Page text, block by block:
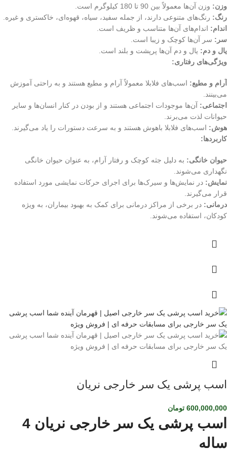
وزن: وزن آن‌ها معمولاً بین 90 تا 180 کیلوگرم است.
رنگ: رنگ‌های متنوعی دارند، از جمله سفید، سیاه، قهوه‌ای، خاکستری و غیره.
اندام: اندام‌های آن‌ها متناسب و ظریف است.
سر: سر آن‌ها کوچک و زیبا است.
یال و دم: یال و دم آن‌ها پرپشت و بلند است.
ویژگی‌های رفتاری:
آرام و مطیع: اسب‌های فلابلا معمولاً آرام و مطیع هستند و به راحتی آموزش
می‌بینند.
اجتماعی: آن‌ها موجودات اجتماعی هستند و از بودن در کنار انسان‌ها و سایر
حیوانات لذت می‌برند.
هوش: اسب‌های فلابلا باهوش هستند و به سرعت دستورات را یاد می‌گیرند.
کاربردها:
حیوان خانگی: به دلیل جثه کوچک و رفتار آرام، به عنوان حیوان خانگی
نگهداری می‌شوند.
نمایش: در نمایش‌ها و سیرک‌ها برای اجرای حرکات نمایشی مورد استفاده
قرار می‌گیرند.
درمانی: در برخی از مراکز درمانی برای کمک به بهبود بیماران، به ویژه
کودکان، استفاده می‌شوند.
اسب پرشی یک سر خارجی نریان
600,000,000 تومان
اسب پرشی یک سر خارجی نریان 4
ساله